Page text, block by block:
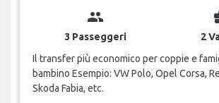
group
3 Passeggeri
2
Il transfer più economico per coppie e
bambino Esempio: VW Polo, Opel Corsa,
Skoda Fabia, etc.